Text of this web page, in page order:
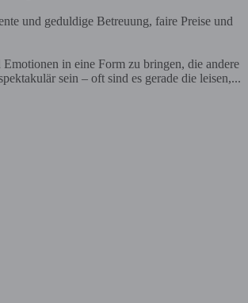
und geduldige Betreuung, faire Preise und
in eine Form zu bringen, die andere
sein – oft sind es gerade die leisen,...